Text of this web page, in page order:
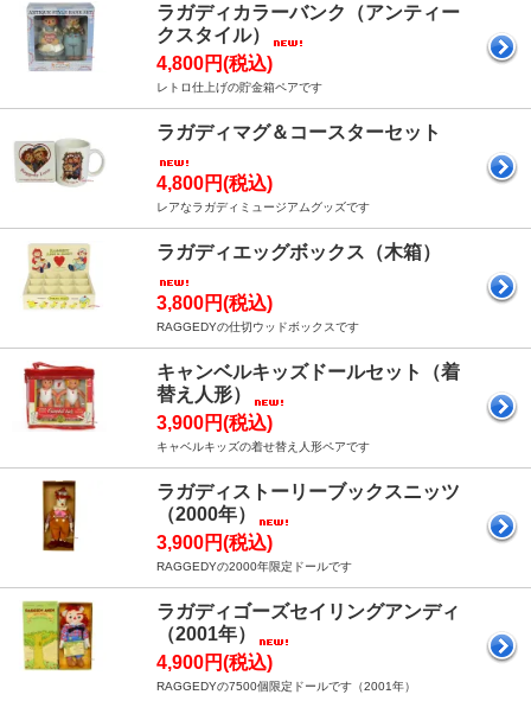
ラガディカラーバンク（アンティー
クスタイル）
4,800円(税込)
レトロ仕上げの貯金箱ペアです
ラガディマグ＆コースターセット
4,800円(税込)
レアなラガディミュージアムグッズです
ラガディエッグボックス（木箱）
3,800円(税込)
RAGGEDYの仕切ウッドボックスです
キャンベルキッズドールセット（着
替え人形）
3,900円(税込)
キャベルキッズの着せ替え人形ペアです
ラガディストーリーブックスニッツ
（2000年）
3,900円(税込)
RAGGEDYの2000年限定ドールです
ラガディゴーズセイリングアンディ
（2001年）
4,900円(税込)
RAGGEDYの7500個限定ドールです（2001年）